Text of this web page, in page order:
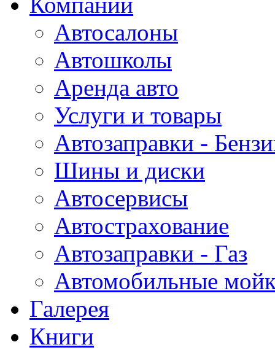
Автосалоны
Автошколы
Аренда авто
Услуги и товары
Автозаправки -
Шины и диски
Автосервисы
Автострахование
Автозаправки - Газ
Автомобильные
Галерея
Книги